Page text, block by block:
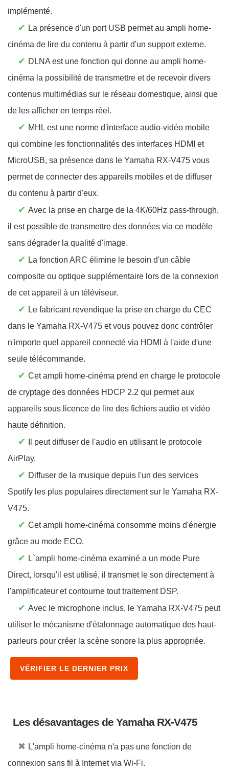
implémenté.
✔ La présence d'un port USB permet au ampli home-
cinéma de lire du contenu à partir d'un support externe.
✔ DLNA est une fonction qui donne au ampli home-
cinéma la possibilité de transmettre et de recevoir divers
contenus multimédias sur le réseau domestique, ainsi que
de les afficher en temps réel.
✔ MHL est une norme d'interface audio-vidéo mobile
qui combine les fonctionnalités des interfaces HDMI et
MicroUSB, sa présence dans le Yamaha RX-V475 vous
permet de connecter des appareils mobiles et de diffuser
du contenu à partir d'eux.
✔ Avec la prise en charge de la 4K/60Hz pass-through,
il est possible de transmettre des données via ce modèle
sans dégrader la qualité d'image.
✔ La fonction ARC élimine le besoin d'un câble
composite ou optique supplémentaire lors de la connexion
de cet appareil à un téléviseur.
✔ Le fabricant revendique la prise en charge du CEC
dans le Yamaha RX-V475 et vous pouvez donc contrôler
n'importe quel appareil connecté via HDMI à l'aide d'une
seule télécommande.
✔ Cet ampli home-cinéma prend en charge le protocole
de cryptage des données HDCP 2.2 qui permet aux
appareils sous licence de lire des fichiers audio et vidéo
haute définition.
✔
Il peut diffuser de l'audio en utilisant le protocole
AirPlay.
✔ Diffuser de la musique depuis l'un des services
Spotify les plus populaires directement sur le Yamaha RX-
V475.
✔ Cet ampli home-cinéma consomme moins d'énergie
grâce au mode ECO.
✔ L`ampli home-cinéma examiné a un mode Pure
Direct, lorsqu'il est utilisé, il transmet le son directement à
l'amplificateur et contourne tout traitement DSP.
✔ Avec le microphone inclus, le Yamaha RX-V475 peut
utiliser le mécanisme d'étalonnage automatique des haut-
parleurs pour créer la scène sonore la plus appropriée.
VÉRIFIER LE DERNIER PRIX
Les désavantages de Yamaha RX-V475
✖ L'ampli home-cinéma n'a pas une fonction de
connexion sans fil à Internet via Wi-Fi.